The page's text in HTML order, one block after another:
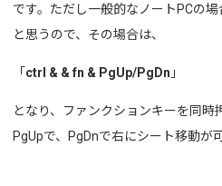
です。ただし一般的なノートPCの
と思うので、その場合は、
「 ctrl & & fn & PgUp/PgDn 」
となり、ファンクションキーを同時
PgUpで、PgDnで右にシート移動が